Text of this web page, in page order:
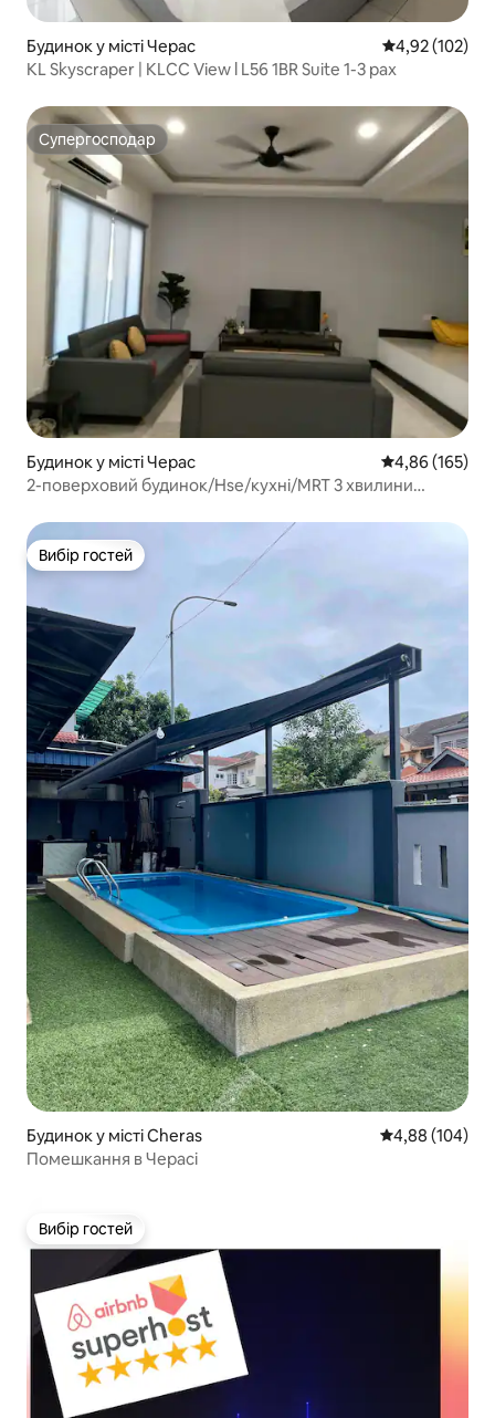
Будинок у місті Черас Середня
4,92 (102)
KL Skyscraper | KLCC View l L56 1BR Suite 1-3 pax
Супергосподар
Супергосподар
Будинок у місті Черас Середня
4,86 (165)
2-поверховий будинок/Hse/кухні/MRT 3 хвилини
Вибір гостей
Вибір гостей
Будинок у місті Cheras Середня
4,88 (104)
Помешкання в Черасі
Вибір гостей
Вибір гостей